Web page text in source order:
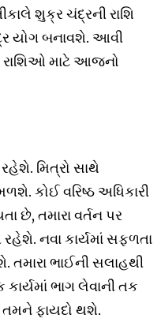
શુક્ર ચંદ્રની રાશિ
યોગ બનાવશે. આવી
રાશિઓ માટે આજનો
મિત્રો સાથે
કોઈ વરિષ્ઠ અધિકારી
છે, તમારા વર્તન પર
નવા કાર્યમાં સફળતા
તમારા ભાઈની સલાહથી
ભાગ લેવાની તક
તમને ફાયદો થશે.